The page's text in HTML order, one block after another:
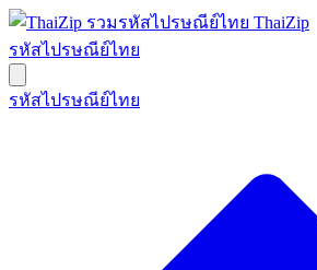
ThaiZip
รหัสไปรษณีย์ไทย
รหัสไปรษณีย์ไทย